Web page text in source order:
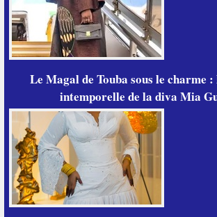
Le Magal de Touba sous le charme :
intemporelle de la diva Mia